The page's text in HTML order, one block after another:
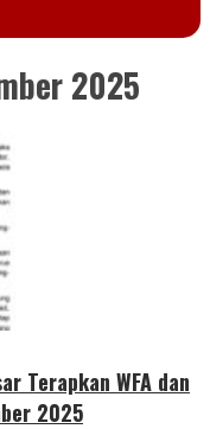
2025
Terapkan WFA dan
2025